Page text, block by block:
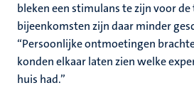
bleken een stimulans te zijn voor
bijeenkomsten zijn daar minder
“Persoonlijke ontmoetingen
konden elkaar laten zien welke
huis had.”